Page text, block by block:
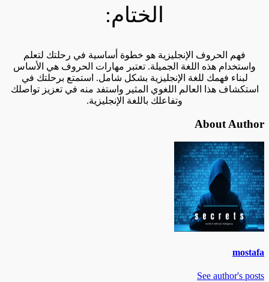
الختام:
فهم الحروف الإنجليزية هو خطوة أساسية في رحلتك لتعلم
واستخدام هذه اللغة الجميلة. تعتبر مهارات الحروف هي الأساس
لبناء فهمك للغة الإنجليزية بشكل شامل. استمتع برحلتك في
استكشاف هذا العالم اللغوي المثير واستفد منه في تعزيز تواصلك
وتفاعلك باللغة الإنجليزية.
About Author
mostafa
See author's posts